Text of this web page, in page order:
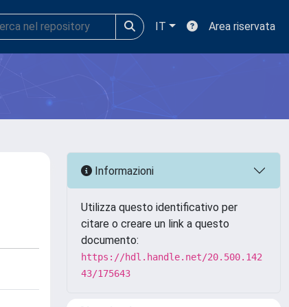
IT Area riservata
Informazioni
Utilizza questo identificativo per
citare o creare un link a questo
documento:
https://hdl.handle.net/20.500.142
43/175643